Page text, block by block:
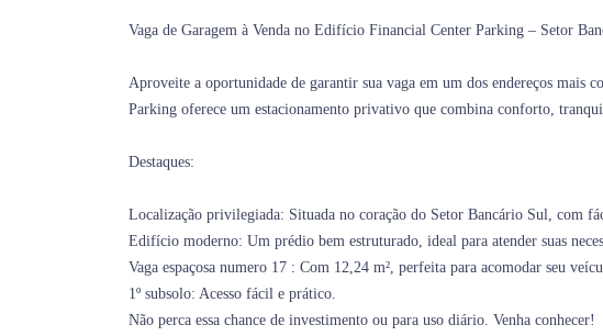
Vaga de Garagem à Venda no Edifício Financial Center Parking – Setor
Aproveite a oportunidade de garantir sua vaga em um dos endereços mais
Parking oferece um estacionamento privativo que combina conforto,
Destaques:
Localização privilegiada: Situada no coração do Setor Bancário Sul, com
Edifício moderno: Um prédio bem estruturado, ideal para atender suas
Vaga espaçosa numero 17 : Com 12,24 m², perfeita para acomodar seu
1º subsolo: Acesso fácil e prático.
Não perca essa chance de investimento ou para uso diário. Venha conhecer!